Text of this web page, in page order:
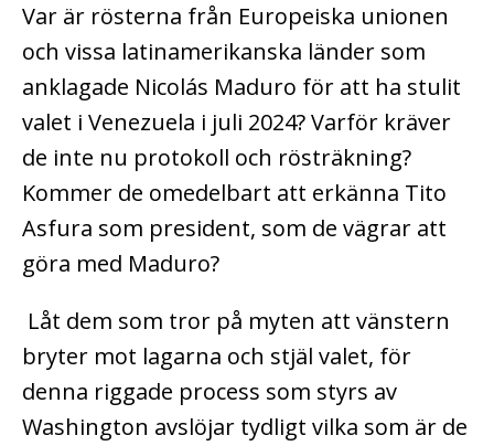
Var är rösterna från Europeiska unionen
och vissa latinamerikanska länder som
anklagade Nicolás Maduro för att ha stulit
valet i Venezuela i juli 2024? Varför kräver
de inte nu protokoll och rösträkning?
Kommer de omedelbart att erkänna Tito
Asfura som president, som de vägrar att
göra med Maduro?
Låt dem som tror på myten att vänstern
bryter mot lagarna och stjäl valet, för
denna riggade process som styrs av
Washington avslöjar tydligt vilka som är de